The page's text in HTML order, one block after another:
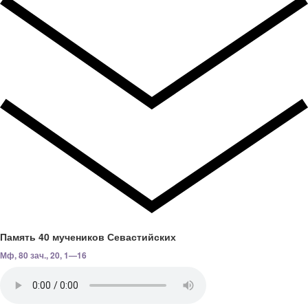
Память 40 мучеников Севастийских
Мф, 80 зач., 20, 1—16